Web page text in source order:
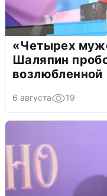
«Четырех
Шаляпин
возлюбленной
6 августа 19